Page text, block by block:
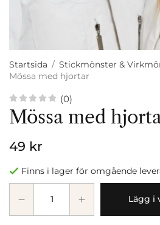
Startsida / Stickmönster &
Mössa med hjortar
(0)
Mössa med
49 kr
Finns i lager för omgående
Lägg i